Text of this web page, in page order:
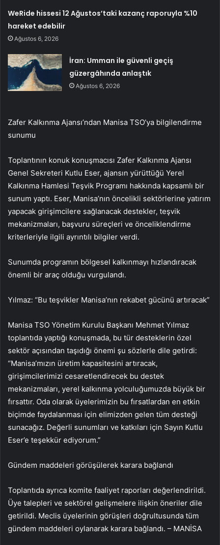
WeRide hissesi 12 Ağustos’taki kazanç raporuyla %10
hareket edebilir
Ağustos 6, 2026
İran: Umman ile güvenli geçiş
güzergâhında anlaştık
Ağustos 6, 2026
Zafer Kalkınma Ajansı’ndan Manisa TSO’ya bilgilendirme
sunumu
Toplantının konuk konuşmacısı Zafer Kalkınma Ajansı
Genel Sekreteri Kutlu Eser, ajansın yürüttüğü Yerel
Kalkınma Hamlesi Teşvik Programı hakkında kapsamlı bir
sunum yaptı. Eser, Manisa’nın öncelikli sektörlerine yatırım
yapacak girişimcilere sağlanacak destekler, teşvik
mekanizmaları, başvuru süreçleri ve önceliklendirme
kriterleriyle ilgili ayrıntılı bilgiler verdi.
Sunumda programın bölgesel kalkınmayı hızlandıracak
önemli bir araç olduğu vurgulandı.
Yılmaz: “Bu teşvikler Manisa’nın rekabet gücünü artıracak”
Manisa TSO Yönetim Kurulu Başkanı Mehmet Yılmaz
toplantıda yaptığı konuşmada, bu tür desteklerin özel
sektör açısından taşıdığı önemi şu sözlerle dile getirdi:
“Manisa’mızın üretim kapasitesini artıracak,
girişimcilerimizi cesaretlendirecek bu destek
mekanizmaları, yerel kalkınma yolculuğumuzda büyük bir
fırsattır. Oda olarak üyelerimizin bu fırsatlardan en etkin
biçimde faydalanması için elimizden gelen tüm desteği
sunacağız. Değerli sunumları ve katkıları için Sayın Kutlu
Eser’e teşekkür ediyorum.”
Gündem maddeleri görüşülerek karara bağlandı
Toplantıda ayrıca komite faaliyet raporları değerlendirildi.
Üye talepleri ve sektörel gelişmelere ilişkin öneriler dile
getirildi. Meclis üyelerinin görüşleri doğrultusunda tüm
gündem maddeleri oylanarak karara bağlandı. – MANİSA